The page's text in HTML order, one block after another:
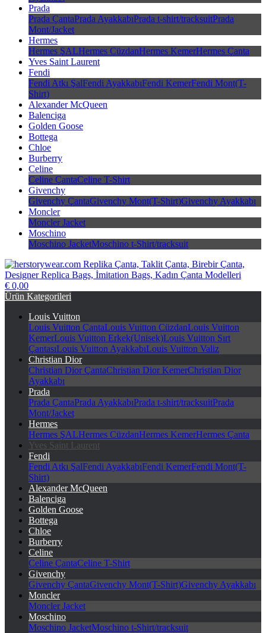
Prada
Prada ÇantaPrada AyakkabıPrada t-shirt/tracksuitPrada
Mont/Jacket
Hermes
Hermes ŞALHermes CüzdanHermes KemerHermes Çanta
Yves Saint Laurent
Fendi
Fendi Atkı ŞalFendi AyakkabıFendi KemerFendi Mont(T-
Shirt)
Alexander McQueen
Balenciga
Golden Goose
Bottega
Chloe
Burberry
Celine
Celine ÇantaCeline T-Shirt
Givenchy
Givenchy ÇantaGivenchy Mont(T-Shirt)Givenchy Ayakkabı
Moncler
Moncler Jacket
Moschino
Moschino JacketMoschino t-Shirt/tracksuit
herstorywear.com Replika Çanta, Taklit Çanta, Birebir Çanta,
€ 0,00
Ürün Kategorileri
Louis Vuitton
Louis Vuitton ÇantaLouis Vuitton CüzdanLouis Vuitton
KemerLouis Vuitton Erkek(Unisek)Louis Vuitton Sırt
ÇantasıLouis Vuitton AyakkabıLouis Vuitton Valiz
Christian Dior
Christian Dior ÇantaChristian Dior KemerChristian Dior
Ayakkabı
Prada
Prada ÇantaPrada AyakkabıPrada t-shirt/tracksuitPrada
Mont/Jacket
Hermes
Hermes ŞALHermes CüzdanHermes KemerHermes Çanta
Yves Saint Laurent
Fendi
Fendi Atkı ŞalFendi AyakkabıFendi KemerFendi Mont(T-
Shirt)
Alexander McQueen
Balenciga
Golden Goose
Bottega
Chloe
Burberry
Celine
Celine ÇantaCeline T-Shirt
Givenchy
Givenchy ÇantaGivenchy Mont(T-Shirt)Givenchy Ayakkabı
Moncler
Moncler Jacket
Moschino
Moschino JacketMoschino t-Shirt/tracksuit